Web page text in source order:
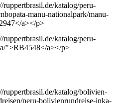
katalog/peru-
manu-nationalpark/manu-
a></p>
katalog/peru-
">RB4548</a></p>
ruppertbrasil.de/katalog/bolivien-
peru-bolivienrundreise-inka-